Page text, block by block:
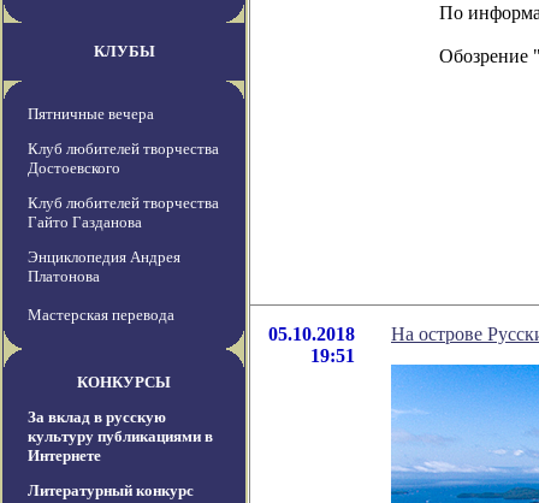
КЛУБЫ
Пятничные вечера
Клуб любителей творчества
Достоевского
Клуб любителей творчества
Гайто Газданова
Энциклопедия Андрея
Платонова
Мастерская перевода
КОНКУРСЫ
За вклад в русскую
культуру публикациями в
Интернете
Литературный конкурс
По
Обозрение
05.10.2018
19:51
На острове